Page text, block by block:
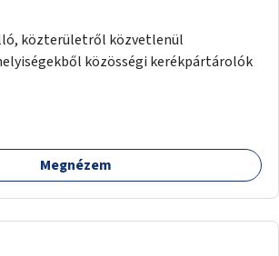
közterületről közvetlenül
közösségi kerékpártárolók
Megnézem